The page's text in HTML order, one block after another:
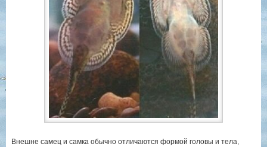
Внешне самец и самка обычно отличаются формой головы и тела,